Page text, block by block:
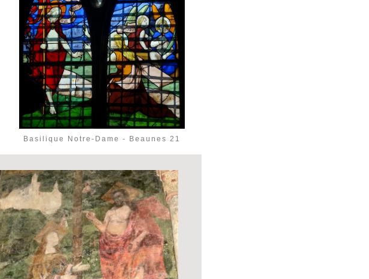
Basilique Notre-Dame - Beaunes 21